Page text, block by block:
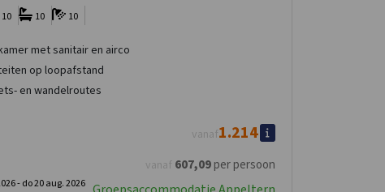
10
10
10
met sanitair en airco
op loopafstand
en wandelroutes
vanaf 607,09per persoon
vanaf1.214
-do 20 aug. 2026